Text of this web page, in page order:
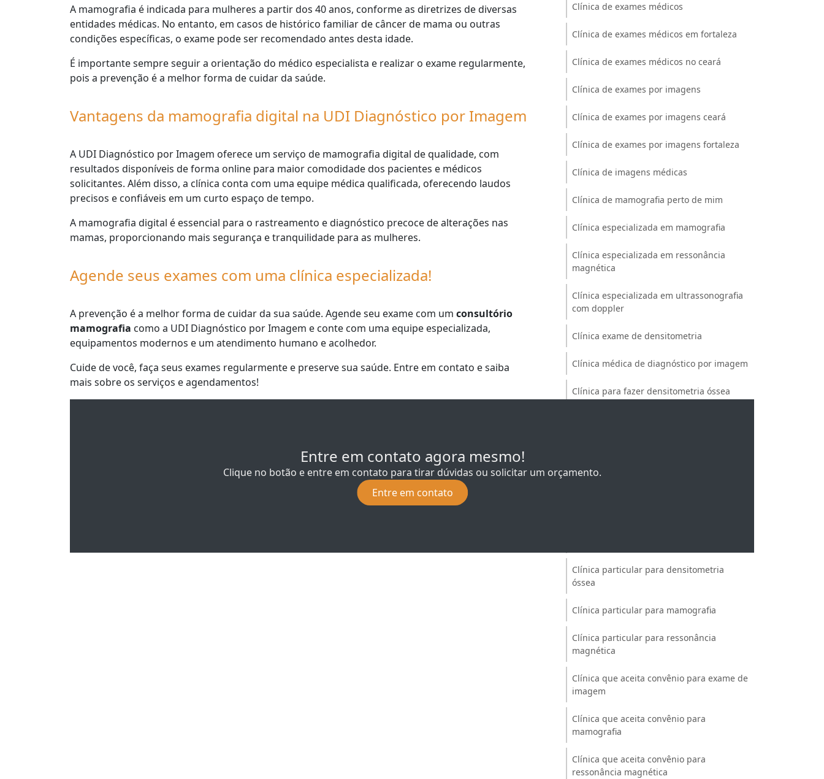
A mamografia é indicada para mulheres a partir dos 40 anos, conforme as diretrizes de diversas
entidades médicas. No entanto, em casos de histórico familiar de câncer de mama ou outras
condições específicas, o exame pode ser recomendado antes desta idade.
É importante sempre seguir a orientação do médico especialista e realizar o exame regularmente,
pois a prevenção é a melhor forma de cuidar da saúde.
Vantagens da mamografia digital na UDI Diagnóstico por Imagem
A UDI Diagnóstico por Imagem oferece um serviço de mamografia digital de qualidade, com
resultados disponíveis de forma online para maior comodidade dos pacientes e médicos
solicitantes. Além disso, a clínica conta com uma equipe médica qualificada, oferecendo laudos
precisos e confiáveis em um curto espaço de tempo.
A mamografia digital é essencial para o rastreamento e diagnóstico precoce de alterações nas
mamas, proporcionando mais segurança e tranquilidade para as mulheres.
Agende seus exames com uma clínica especializada!
A prevenção é a melhor forma de cuidar da sua saúde. Agende seu exame com um consultório
mamografia como a UDI Diagnóstico por Imagem e conte com uma equipe especializada,
equipamentos modernos e um atendimento humano e acolhedor.
Cuide de você, faça seus exames regularmente e preserve sua saúde. Entre em contato e saiba
mais sobre os serviços e agendamentos!
Entre em contato agora mesmo!
Clique no botão e entre em contato para tirar dúvidas ou solicitar um orçamento.
Entre em contato
Clínica de exames médicos
Clínica de exames médicos em fortaleza
Clínica de exames médicos no ceará
Clínica de exames por imagens
Clínica de exames por imagens ceará
Clínica de exames por imagens fortaleza
Clínica de imagens médicas
Clínica de mamografia perto de mim
Clínica especializada em mamografia
Clínica especializada em ressonância
magnética
Clínica especializada em ultrassonografia
com doppler
Clínica exame de densitometria
Clínica médica de diagnóstico por imagem
Clínica para fazer densitometria óssea
Clínica para mamografia fortaleza
Clínica particular para densitometria
óssea
Clínica particular para mamografia
Clínica particular para ressonância
magnética
Clínica que aceita convênio para exame de
imagem
Clínica que aceita convênio para
mamografia
Clínica que aceita convênio para
ressonância magnética